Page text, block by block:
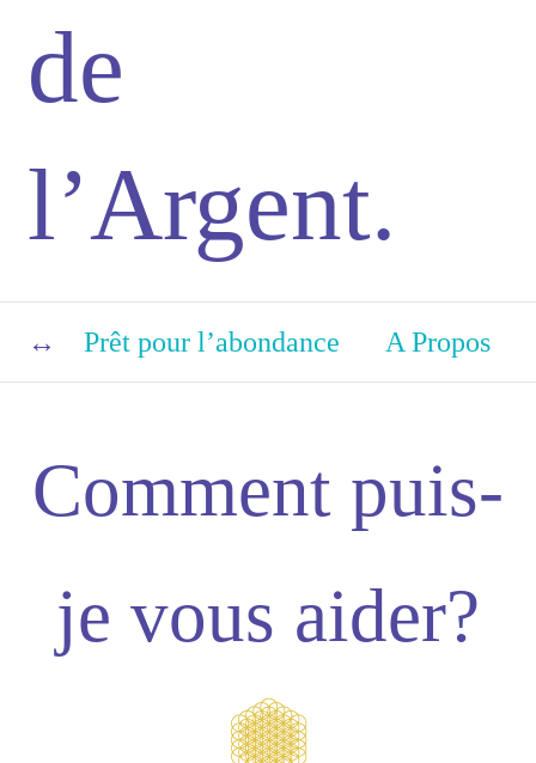
de
l’Argent.
Prêt pour l’abondance A Propos
Comment puis-
je vous aider?